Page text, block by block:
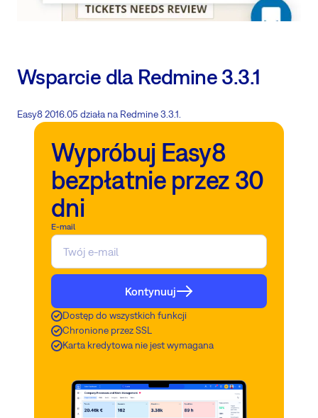
Wsparcie dla Redmine 3.3.1
Easy8 2016.05 działa na Redmine 3.3.1.
Wypróbuj Easy8
bezpłatnie przez 30
dni
E-mail
Kontynuuj
Dostęp do wszystkich funkcji
Chronione przez SSL
Karta kredytowa nie jest wymagana